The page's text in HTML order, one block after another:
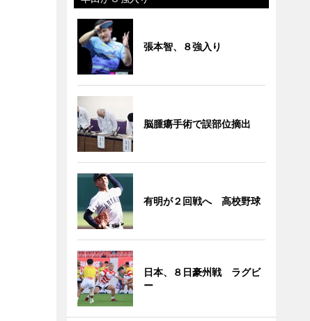
張本智、８強入り
脳腫瘍手術で誤部位摘出
有明が２回戦へ 高校野球
日本、８日豪州戦 ラグビ
ー